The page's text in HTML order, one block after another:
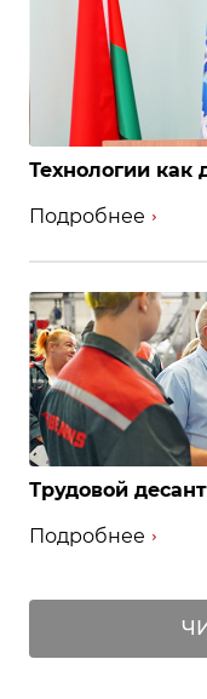
Технологии как
Подробнее
Трудовой десант
Подробнее